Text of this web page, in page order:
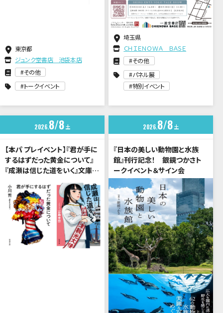
東京都
ジュンク堂書店 池袋本店
その他
トークイベント
埼玉県
ＣＨＩＥＮＯＷＡ ＢＡＳＥ
その他
パネル展
特別イベント
20268 8 土
【本パ プレイベント】『君が手に
するはずだった黄金について』
『成瀬は信じた道をいく』文庫化
記念 小川哲×宮島未奈 トー
クイベント
2026 8 8 土
『日本の美しい動物園と水族
館』刊行記念！ 銀鏡つかさト
ークイベント＆サイン会